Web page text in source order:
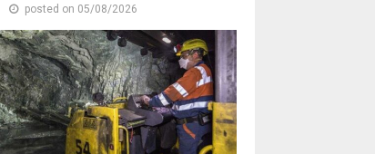
posted on 05/08/2026